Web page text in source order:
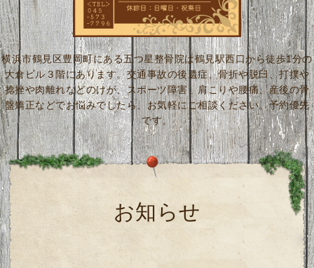
横浜市鶴見区豊岡町にある五つ星整骨院は鶴見駅西口から徒歩1分の
大倉ビル３階にあります。交通事故の後遺症、骨折や脱臼、打撲や
捻挫や肉離れなどのけが、スポーツ障害、肩こりや腰痛、産後の骨
盤矯正などでお悩みでしたら、お気軽にご相談ください。予約優先
です。
お知らせ